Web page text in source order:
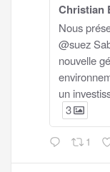
Christian
Nous
@suez
nouvelle
un
3
1